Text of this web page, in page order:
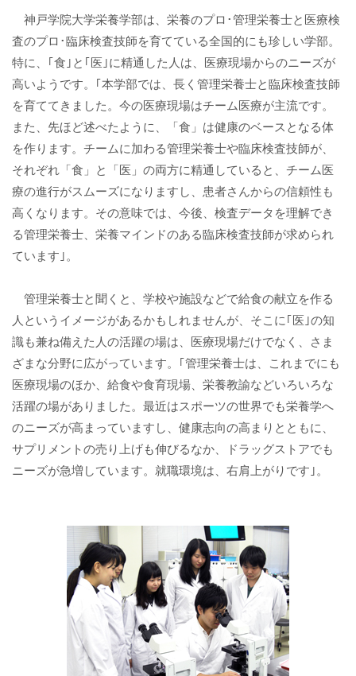
神戸学院大学栄養学部は、栄養のプロ･管理栄養士と医療検
査のプロ･臨床検査技師を育てている全国的にも珍しい学部。
特に、｢食｣と｢医｣に精通した人は、医療現場からのニーズが
高いようです。｢本学部では、長く管理栄養士と臨床検査技師
を育ててきました。今の医療現場はチーム医療が主流です。
また、先ほど述べたように、「食」は健康のベースとなる体
を作ります。チームに加わる管理栄養士や臨床検査技師が、
それぞれ「食」と「医」の両方に精通していると、チーム医
療の進行がスムーズになりますし、患者さんからの信頼性も
高くなります。その意味では、今後、検査データを理解でき
る管理栄養士、栄養マインドのある臨床検査技師が求められ
ています｣。
管理栄養士と聞くと、学校や施設などで給食の献立を作る
人というイメージがあるかもしれませんが、そこに｢医｣の知
識も兼ね備えた人の活躍の場は、医療現場だけでなく、さま
ざまな分野に広がっています。｢管理栄養士は、これまでにも
医療現場のほか、給食や食育現場、栄養教諭などいろいろな
活躍の場がありました。最近はスポーツの世界でも栄養学へ
のニーズが高まっていますし、健康志向の高まりとともに、
サプリメントの売り上げも伸びるなか、ドラッグストアでも
ニーズが急増しています。就職環境は、右肩上がりです｣。